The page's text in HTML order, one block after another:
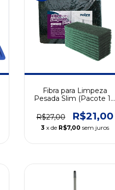
Fibra para Limpeza
Pesada Slim (Pacote 10
R$27,00
R$21,00
3 x de R$7,00 sem juros